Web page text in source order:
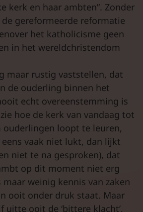
kerk en haar ambten”. Zonder
gereformeerde reformatie
het katholicisme geen
in het wereldchristendom
maar rustig vaststellen, dat
de ouderling binnen het
echt overeenstemming is
hoe de kerk van vandaag tot
ouderlingen loopt te leuren,
vaak niet lukt, dan lijkt
niet te na gesproken), dat
op dit moment niet erg
weinig kennis van zaken
ooit onder druk staat. Maar
uitte ooit de ‘bittere klacht’,